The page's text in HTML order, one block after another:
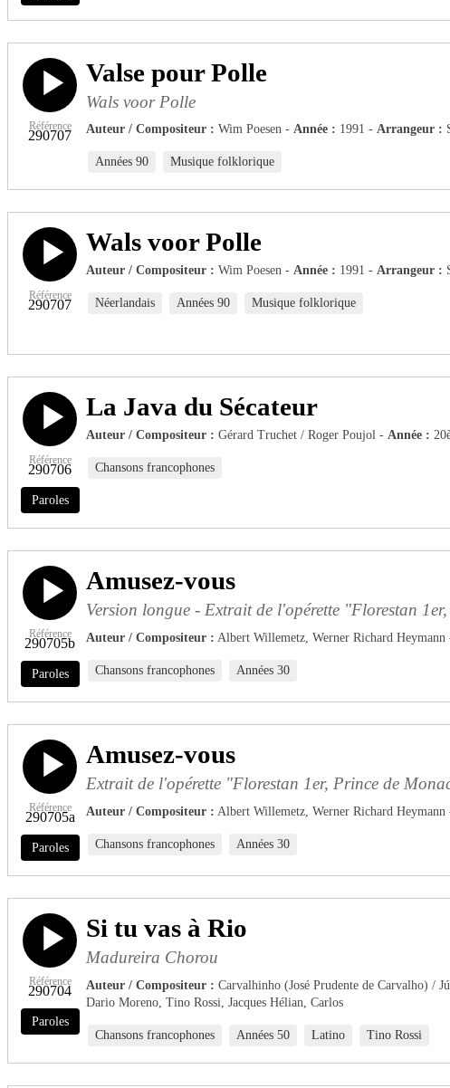
Référence
290707
Valse pour Polle
Wals voor Polle
Auteur / Compositeur : Wim Poesen - Année : 1991 - Arrangeur :
Années 90 Musique folklorique
Référence
290707
Wals voor Polle
Auteur / Compositeur : Wim Poesen - Année : 1991 - Arrangeur :
Néerlandais Années 90 Musique folklorique
Référence
290706
Paroles
La Java du Sécateur
Auteur / Compositeur : Gérard Truchet / Roger Poujol - Année :
Chansons francophones
Référence
290705b
Paroles
Amusez-vous
Version longue - Extrait de l'opérette "Florestan
Auteur / Compositeur : Albert Willemetz, Werner Richard Heymann
Chansons francophones Années 30
Référence
290705a
Paroles
Amusez-vous
Extrait de l'opérette "Florestan 1er, Prince de
Auteur / Compositeur : Albert Willemetz, Werner Richard Heymann
Chansons francophones Années 30
Référence
290704
Paroles
Si tu vas à Rio
Madureira Chorou
Auteur / Compositeur : Carvalhinho (José Prudente de Carvalho) /
Dario Moreno, Tino Rossi, Jacques Hélian, Carlos
Chansons francophones Années 50 Latino Tino Rossi